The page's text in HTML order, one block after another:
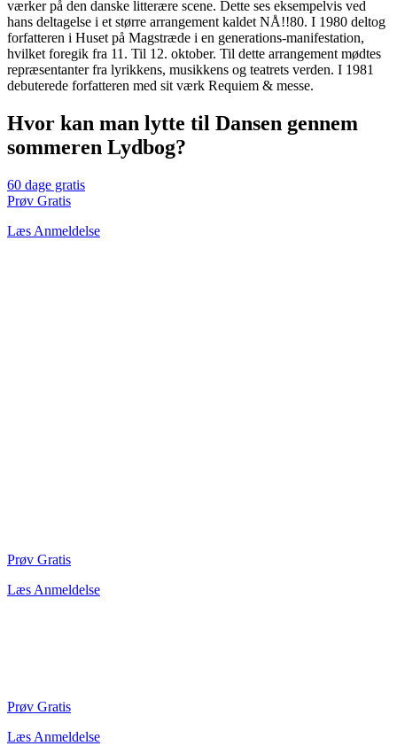
værker på den danske litterære scene. Dette ses eksempelvis ved
hans deltagelse i et større arrangement kaldet NÅ!!80. I 1980 deltog
forfatteren i Huset på Magstræde i en generations-manifestation,
hvilket foregik fra 11. Til 12. oktober. Til dette arrangement mødtes
repræsentanter fra lyrikkens, musikkens og teatrets verden. I 1981
debuterede forfatteren med sit værk Requiem & messe.
Hvor kan man lytte til Dansen gennem
sommeren Lydbog?
60 dage gratis
Prøv Gratis
Læs Anmeldelse
Prøv Gratis
Læs Anmeldelse
Prøv Gratis
Læs Anmeldelse